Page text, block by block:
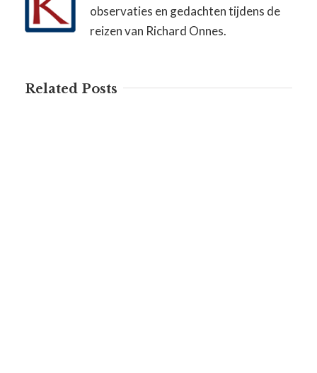
observaties en gedachten tijdens de
reizen van Richard Onnes.
Related Posts